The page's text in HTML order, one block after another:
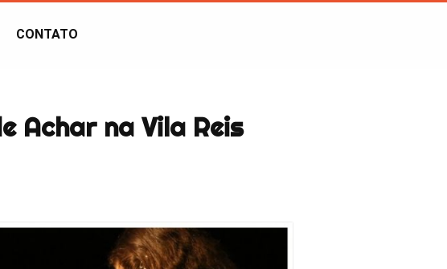
CONTATO
Achar na Vila Reis